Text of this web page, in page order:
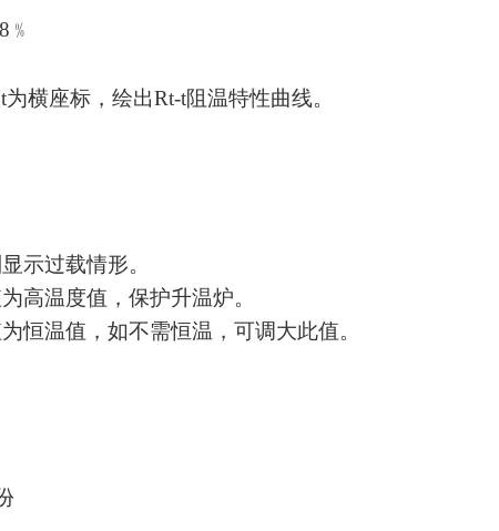
﹪
t为横座标，绘出Rt-t阻温特性曲线。
示过载情形。
高温度值，保护升温炉。
恒温值，如不需恒温，可调大此值。